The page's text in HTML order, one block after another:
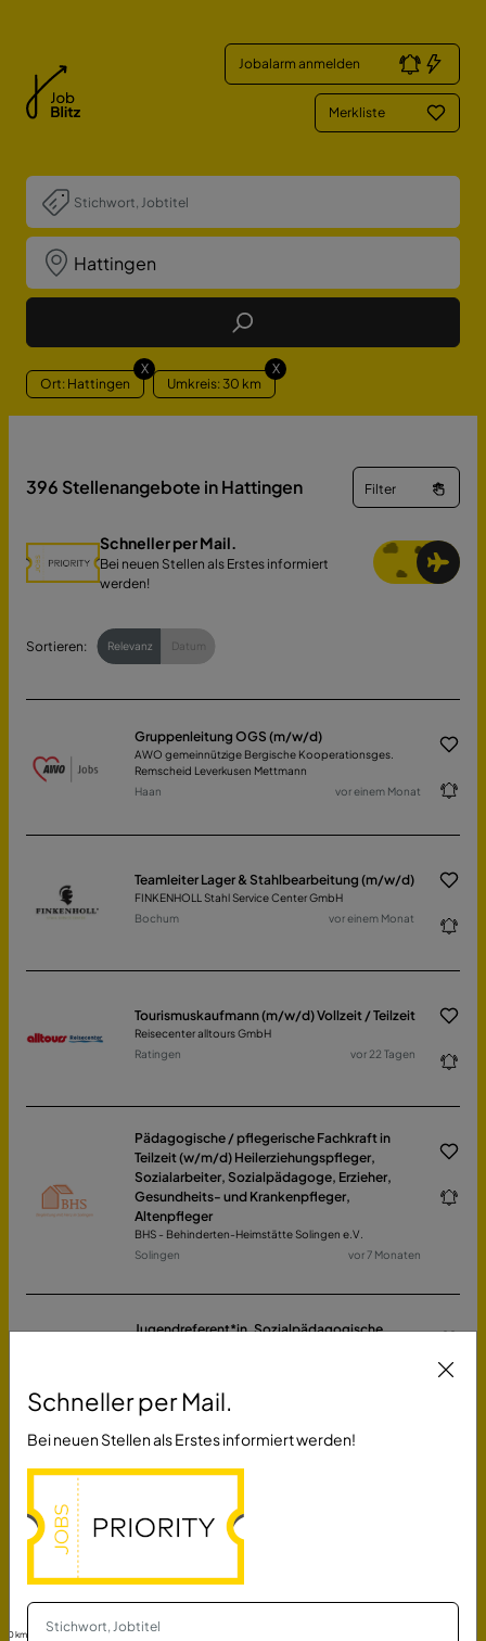
Jobalarm anmelden
Merkliste
Job Finden
Ort: Hattingen
X
Umkreis: 30 km
X
396 Stellenangebote in Hattingen Filter
Schneller per Mail.
Bei neuen Stellen als Erstes informiert
werden!
Sortieren: Relevanz Datum
Gruppenleitung OGS (m/w/d)
AWO gemeinnützige Bergische Kooperationsges.
Remscheid Leverkusen Mettmann
Haan
vor einem Monat
Teamleiter Lager & Stahlbearbeitung (m/w/d)
FINKENHOLL Stahl Service Center GmbH
Bochum
vor einem Monat
Tourismuskaufmann (m/w/d) Vollzeit / Teilzeit
Reisecenter alltours GmbH
Ratingen
vor 22 Tagen
Pädagogische / pflegerische Fachkraft in
Teilzeit (w/m/d) Heilerziehungspfleger,
Sozialarbeiter, Sozialpädagoge, Erzieher,
Gesundheits- und Krankenpfleger,
Altenpfleger
BHS - Behinderten-Heimstätte Solingen e.V.
Solingen
vor 7 Monaten
Jugendreferent*in, Sozialpädagogische
Jugendreferent*in, Sozialpädagogische
Düsseldorf
Bär GmbH
Schneller per Mail.
Bei neuen Stellen als Erstes informiert werden!
30 km